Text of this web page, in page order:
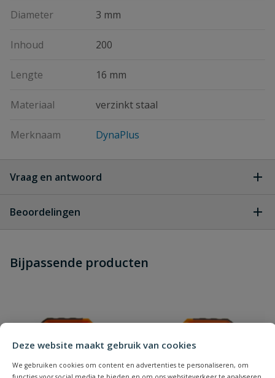
Deze website maakt gebruik van cookies
We gebruiken cookies om content en advertenties te personaliseren, om
Diameter 3 mm
Inhoud 200
Lengte 16 mm
Materiaal verzinkt staal
Merknaam DynaPlus
Vraag en antwoord
dit product?
Beoordelingen
Schrijf zelf een beoordeling
Bijpassende producten